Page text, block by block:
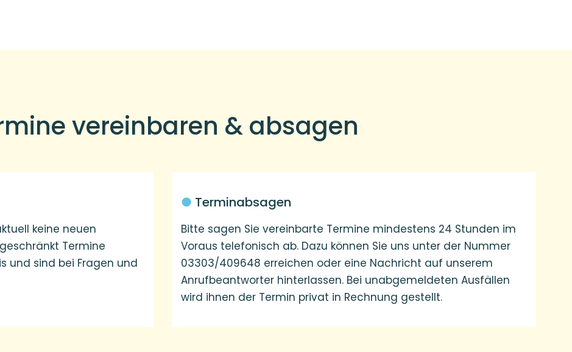
vereinbaren & absagen
keine neuen
Termine
und sind bei Fragen und
● Terminabsagen
Bitte sagen Sie vereinbarte Termine mindestens 24 Stunden im
Voraus telefonisch ab. Dazu können Sie uns unter der Nummer
03303/409648 erreichen oder eine Nachricht auf unserem
Anrufbeantworter hinterlassen. Bei unabgemeldeten Ausfällen
wird ihnen der Termin privat in Rechnung gestellt.